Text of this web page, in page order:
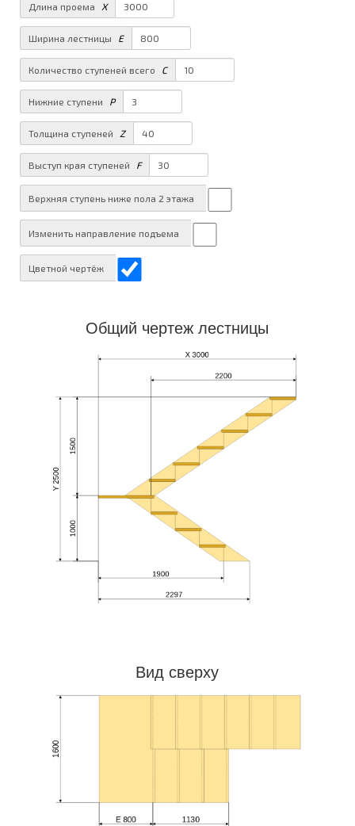
Длина проема X
Ширина лестницы E
Количество ступеней всего C
Нижние ступени P
Толщина ступеней Z
Выступ края ступеней F
Верхняя ступень ниже пола 2 этажа
Изменить направление подъема
Цветной чертёж
Общий чертеж лестницы
Вид сверху